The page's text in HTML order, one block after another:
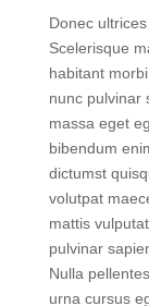
Mollis nunc
Donec
Scelerisque
habitant
nunc pulvinar
massa eget
bibendum
dictumst
volutpat
mattis
pulvinar